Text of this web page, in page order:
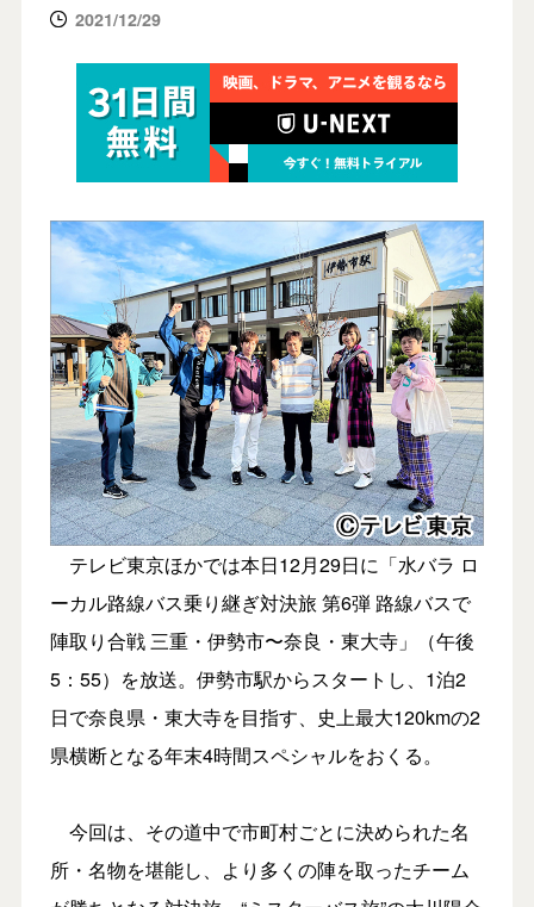
2021/12/29
テレビ東京ほかでは本日12月29日に「水バラ ロ
ーカル路線バス乗り継ぎ対決旅 第6弾 路線バスで
陣取り合戦 三重・伊勢市〜奈良・東大寺」（午後
5：55）を放送。伊勢市駅からスタートし、1泊2
日で奈良県・東大寺を目指す、史上最大120kmの2
県横断となる年末4時間スペシャルをおくる。
今回は、その道中で市町村ごとに決められた名
所・名物を堪能し、より多くの陣を取ったチーム